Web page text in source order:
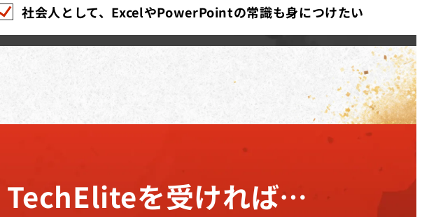
社会人として、ExcelやPowerPointの常識も身につけたい
TechEliteを受ければ…